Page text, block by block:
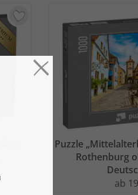
Puzzle
Rothenburg
ab